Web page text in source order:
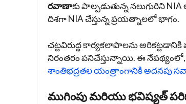
రవాణాకు పాల్పడుతున్న నలుగురిని
దిశగా NIA చేస్తున్న ప్రయత్నాలలో భాగం.
చట్టవిరుద్ధ కార్యకలాపాలను అరికట్టడానికి
నిరంతరం పనిచేస్తున్నాయి. ఈ నేపథ్యంలో,
శాంతిభద్రతల యంత్రాంగానికి అదనపు
ముగింపు మరియు భవిష్యత్